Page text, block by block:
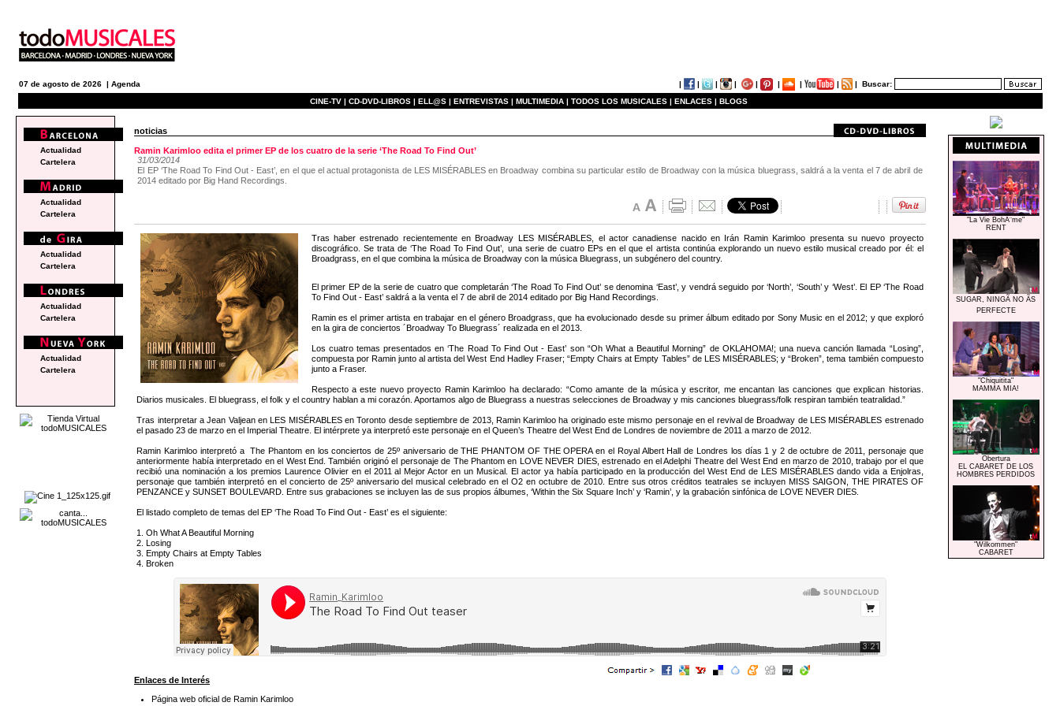
07 de agosto de 2026 | Agenda | | | | | | | | | Buscar:
CINE-TV | CD-DVD-LIBROS | ELL@S | ENTREVISTAS | MULTIMEDIA | TODOS LOS MUSICALES | ENLACES | BLOGS
noticias
Ramin Karimloo edita el primer EP de los cuatro de la serie ‘The Road To Find Out’
31/03/2014
El EP ‘The Road To Find Out - East’, en el que el actual protagonista de LES MISÉRABLES en Broadway combina su particular estilo de Broadway con la música bluegrass, saldrá a la venta el 7 de abril de
2014 editado por Big Hand Recordings.
Tras haber estrenado recientemente en Broadway LES MISÉRABLES, el actor canadiense nacido en Irán Ramin Karimloo presenta su nuevo proyecto
discográfico. Se trata de ‘The Road To Find Out’, una serie de cuatro EPs en el que el artista continúa explorando un nuevo estilo musical creado por él: el
Broadgrass, en el que combina la música de Broadway con la música Bluegrass, un subgénero del country.
El primer EP de la serie de cuatro que completarán ‘The Road To Find Out’ se denomina ‘East’, y vendrá seguido por ‘North’, ‘South’ y ‘West’. El EP ‘The Road
To Find Out - East’ saldrá a la venta el 7 de abril de 2014 editado por Big Hand Recordings.
Ramin es el primer artista en trabajar en el género Broadgrass, que ha evolucionado desde su primer álbum editado por Sony Music en el 2012; y que exploró
en la gira de conciertos ´Broadway To Bluegrass´ realizada en el 2013.
Los cuatro temas presentados en ‘The Road To Find Out - East’ son “Oh What a Beautiful Morning” de OKLAHOMA!; una nueva canción llamada “Losing”,
compuesta por Ramin junto al artista del West End Hadley Fraser; “Empty Chairs at Empty Tables” de LES MISÉRABLES; y “Broken”, tema también compuesto
junto a Fraser.
Respecto a este nuevo proyecto Ramin Karimloo ha declarado: “Como amante de la música y escritor, me encantan las canciones que explican historias.
Diarios musicales. El bluegrass, el folk y el country hablan a mi corazón. Aportamos algo de Bluegrass a nuestras selecciones de Broadway y mis canciones bluegrass/folk respiran también teatralidad.”
Tras interpretar a Jean Valjean en LES MISÉRABLES en Toronto desde septiembre de 2013, Ramin Karimloo ha originado este mismo personaje en el revival de Broadway de LES MISÉRABLES estrenado
el pasado 23 de marzo en el Imperial Theatre. El intérprete ya interpretó este personaje en el Queen’s Theatre del West End de Londres de noviembre de 2011 a marzo de 2012.
Ramin Karimloo interpretó a The Phantom en los conciertos de 25º aniversario de THE PHANTOM OF THE OPERA en el Royal Albert Hall de Londres los días 1 y 2 de octubre de 2011, personaje que
anteriormente había interpretado en el West End. También originó el personaje de The Phantom en LOVE NEVER DIES, estrenado en el Adelphi Theatre del West End en marzo de 2010, trabajo por el que
recibió una nominación a los premios Laurence Olivier en el 2011 al Mejor Actor en un Musical. El actor ya había participado en la producción del West End de LES MISÉRABLES dando vida a Enjolras,
personaje que también interpretó en el concierto de 25º aniversario del musical celebrado en el O2 en octubre de 2010. Entre sus otros créditos teatrales se incluyen MISS SAIGON, THE PIRATES OF
PENZANCE y SUNSET BOULEVARD. Entre sus grabaciones se incluyen las de sus propios álbumes, ‘Within the Six Square Inch’ y ‘Ramin’, y la grabación sinfónica de LOVE NEVER DIES.
El listado completo de temas del EP ‘The Road To Find Out - East’ es el siguiente:
1. Oh What A Beautiful Morning
2. Losing
3. Empty Chairs at Empty Tables
4. Broken
Enlaces de Interés
Página web oficial de Ramin Karimloo
Actualidad
Cartelera
Actualidad
Cartelera
Actualidad
Cartelera
Actualidad
Cartelera
Actualidad
Cartelera
"La Vie BohÃ¨me"
RENT
SUGAR, NINGÃ NO ÃS
PERFECTE
"Chiquitita"
MAMMA MIA!
Obertura
EL CABARET DE LOS
HOMBRES PERDIDOS
"Wilkommen"
CABARET